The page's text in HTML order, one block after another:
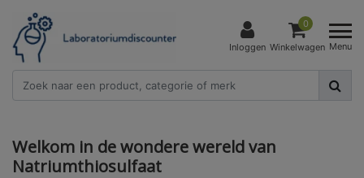
Inloggen
0
Winkelwagen Menu
Welkom in de wondere wereld van
Natriumthiosulfaat